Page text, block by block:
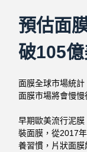
預估面
破105
面膜全球市場統
面膜市場將會慢慢
早期歐美流行泥
裝面膜，從2017
養習慣，片狀面